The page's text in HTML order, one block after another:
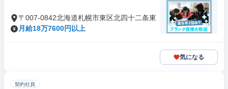
〒007-0842北海道札幌市東区北四十二条東
月給18万7600円以上
気になる
契約社員